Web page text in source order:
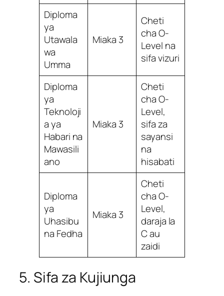
Diploma
ya
Utawala
wa
Umma
Miaka 3
Cheti
cha O-
Level na
sifa vizuri
Diploma
ya
Teknoloji
a ya
Habari na
Mawasili
ano
Miaka 3
Cheti
cha O-
Level,
sifa za
sayansi
na
hisabati
Diploma
ya
Uhasibu
na Fedha
Miaka 3
Cheti
cha O-
Level,
daraja la
C au
zaidi
5. Sifa za Kujiunga